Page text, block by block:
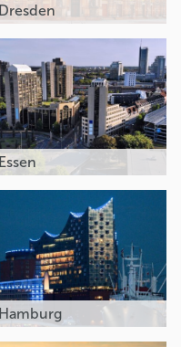
Dresden
Essen
Hamburg